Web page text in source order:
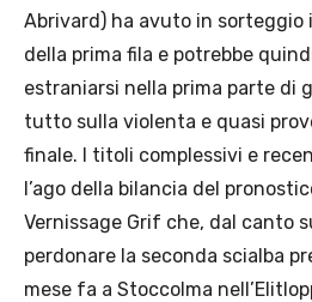
Abrivard) ha avuto in sorteggio
della prima fila e potrebbe
estraniarsi nella prima parte di
tutto sulla violenta e quasi
finale. I titoli complessivi e
l’ago della bilancia del
Vernissage Grif che, dal canto
perdonare la seconda scialba
mese fa a Stoccolma